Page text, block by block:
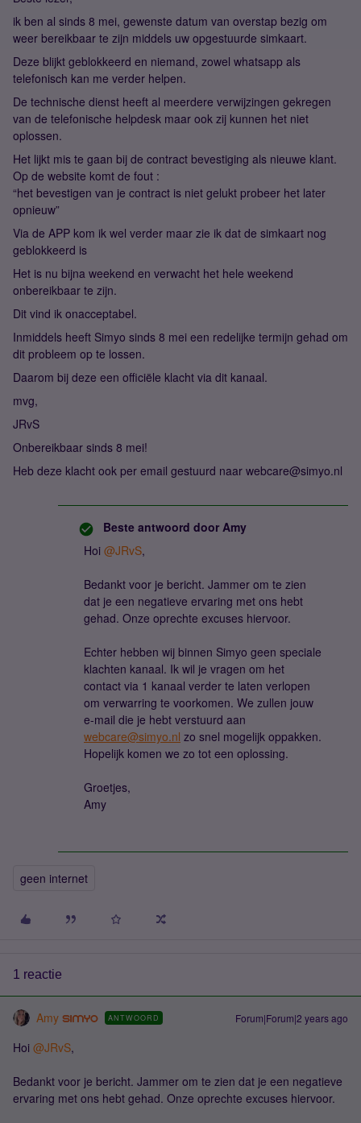
ik ben al sinds 8 mei, gewenste datum van overstap bezig om
weer bereikbaar te zijn middels uw opgestuurde simkaart.
Deze blijkt geblokkeerd en niemand, zowel whatsapp als
telefonisch kan me verder helpen.
De technische dienst heeft al meerdere verwijzingen gekregen
van de telefonische helpdesk maar ook zij kunnen het niet
oplossen.
Het lijkt mis te gaan bij de contract bevestiging als nieuwe klant.
Op de website komt de fout :
“het bevestigen van je contract is niet gelukt probeer het later
opnieuw”
Via de APP kom ik wel verder maar zie ik dat de simkaart nog
geblokkeerd is
Het is nu bijna weekend en verwacht het hele weekend
onbereikbaar te zijn.
Dit vind ik onacceptabel.
Inmiddels heeft Simyo sinds 8 mei een redelijke termijn gehad om
dit probleem op te lossen.
Daarom bij deze een officiële klacht via dit kanaal.
mvg,
JRvS
Onbereikbaar sinds 8 mei!
Heb deze klacht ook per email gestuurd naar webcare@simyo.nl
Beste antwoord door Amy
Hoi @JRvS,
Bedankt voor je bericht. Jammer om te zien
dat je een negatieve ervaring met ons hebt
gehad. Onze oprechte excuses hiervoor.
Echter hebben wij binnen Simyo geen speciale
klachten kanaal. Ik wil je vragen om het
contact via 1 kanaal verder te laten verlopen
om verwarring te voorkomen. We zullen jouw
e-mail die je hebt verstuurd aan
webcare@simyo.nl zo snel mogelijk oppakken.
Hopelijk komen we zo tot een oplossing.
Groetjes,
Amy
geen internet
1 reactie
Amy ANTWOORD Forum|Forum|2 years ago
Hoi @JRvS,
Bedankt voor je bericht. Jammer om te zien dat je een negatieve
ervaring met ons hebt gehad. Onze oprechte excuses hiervoor.